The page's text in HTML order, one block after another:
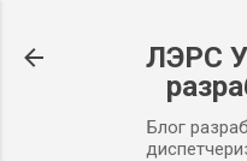
ЛЭРС
Блог